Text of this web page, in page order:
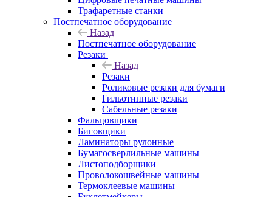
Трафаретные станки
Постпечатное оборудование
Назад
Постпечатное оборудование
Резаки
Назад
Резаки
Роликовые резаки для бумаги
Гильотинные резаки
Сабельные резаки
Фальцовщики
Биговщики
Ламинаторы рулонные
Бумагосверлильные машины
Листоподборщики
Проволокошвейные машины
Термоклеевые машины